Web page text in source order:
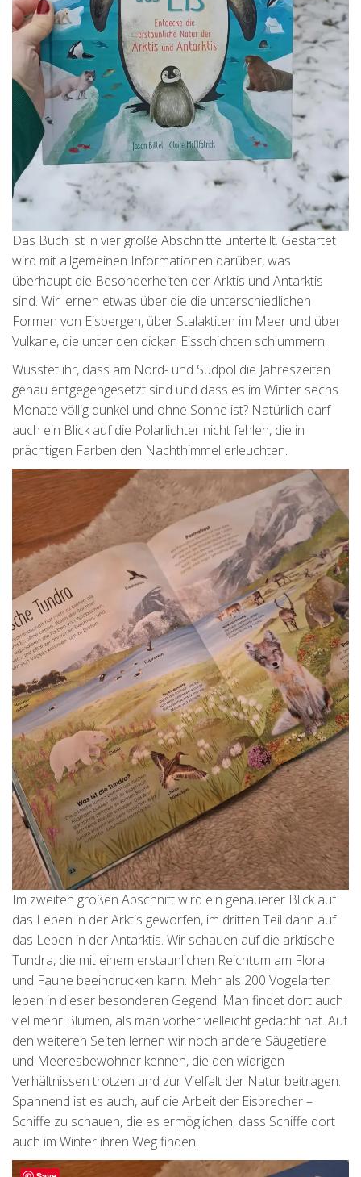
Das Buch ist in vier große Abschnitte unterteilt. Gestartet
wird mit allgemeinen Informationen darüber, was
überhaupt die Besonderheiten der Arktis und Antarktis
sind. Wir lernen etwas über die die unterschiedlichen
Formen von Eisbergen, über Stalaktiten im Meer und über
Vulkane, die unter den dicken Eisschichten schlummern.
Wusstet ihr, dass am Nord- und Südpol die Jahreszeiten
genau entgegengesetzt sind und dass es im Winter sechs
Monate völlig dunkel und ohne Sonne ist? Natürlich darf
auch ein Blick auf die Polarlichter nicht fehlen, die in
prächtigen Farben den Nachthimmel erleuchten.
Im zweiten großen Abschnitt wird ein genauerer Blick auf
das Leben in der Arktis geworfen, im dritten Teil dann auf
das Leben in der Antarktis. Wir schauen auf die arktische
Tundra, die mit einem erstaunlichen Reichtum am Flora
und Faune beeindrucken kann. Mehr als 200 Vogelarten
leben in dieser besonderen Gegend. Man findet dort auch
viel mehr Blumen, als man vorher vielleicht gedacht hat. Auf
den weiteren Seiten lernen wir noch andere Säugetiere
und Meeresbewohner kennen, die den widrigen
Verhältnissen trotzen und zur Vielfalt der Natur beitragen.
Spannend ist es auch, auf die Arbeit der Eisbrecher –
Schiffe zu schauen, die es ermöglichen, dass Schiffe dort
auch im Winter ihren Weg finden.